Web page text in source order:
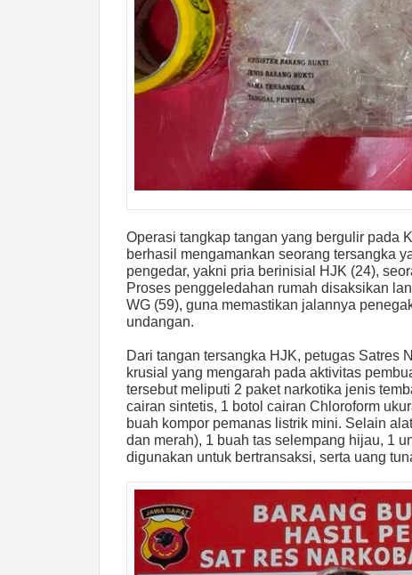
Operasi tangkap tangan yang bergulir pada
berhasil mengamankan seorang tersangka
pengedar, yakni pria berinisial HJK (24),
Proses penggeledahan rumah disaksikan
WG (59), guna memastikan jalannya
undangan.
Dari tangan tersangka HJK, petugas Satres
krusial yang mengarah pada aktivitas
tersebut meliputi 2 paket narkotika jenis
cairan sintetis, 1 botol cairan Chloroform
buah kompor pemanas listrik mini. Selain
dan merah), 1 buah tas selempang hijau, 1
digunakan untuk bertransaksi, serta uang